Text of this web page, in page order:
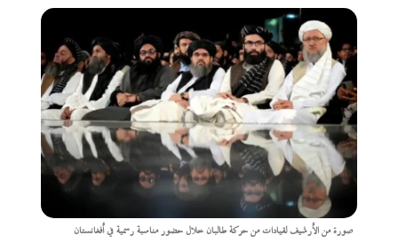
صورة من الأرشيف لقيادات من حركة طالبان خلال حضور مناسبة رسمية في أفغانستان